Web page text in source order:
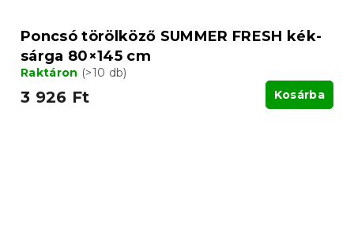
Poncsó törölköző SUMMER FRESH kék-
sárga 80×145 cm
Raktáron (>10 db)
3 926 Ft Kosárba